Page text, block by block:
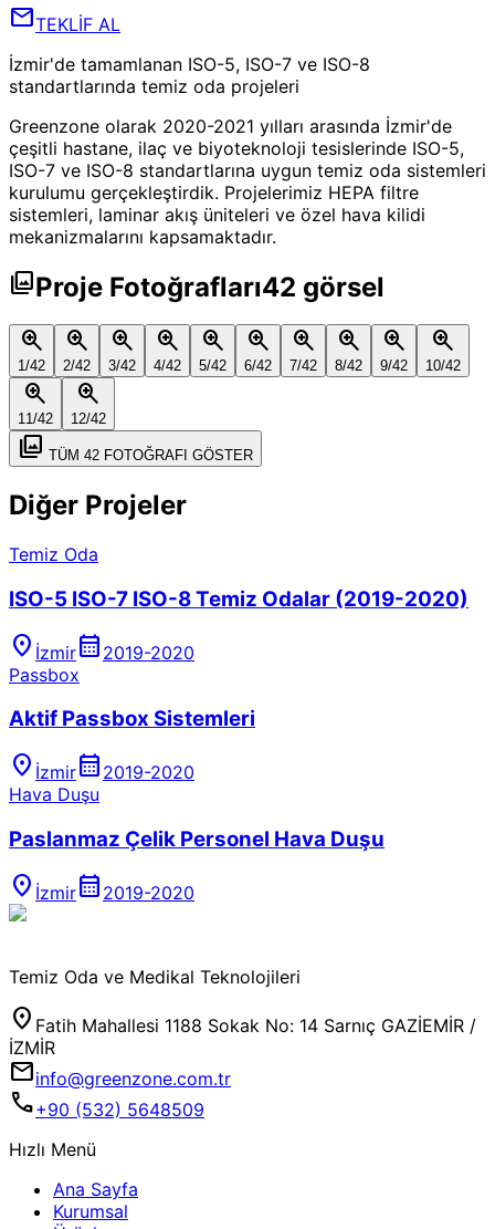
mailTEKLİF AL
İzmir'de tamamlanan ISO-5, ISO-7 ve ISO-8
standartlarında temiz oda projeleri
Greenzone olarak 2020-2021 yılları arasında İzmir'de
çeşitli hastane, ilaç ve biyoteknoloji tesislerinde ISO-5,
ISO-7 ve ISO-8 standartlarına uygun temiz oda sistemleri
kurulumu gerçekleştirdik. Projelerimiz HEPA filtre
sistemleri, laminar akış üniteleri ve özel hava kilidi
mekanizmalarını kapsamaktadır.
photo_libraryProje Fotoğrafları42 görsel
zoom_in
1/42
zoom_in
2/42
zoom_in
3/42
zoom_in
4/42
zoom_in
5/42
zoom_in
6/42
zoom_in
7/42
zoom_in
8/42
zoom_in
9/42
zoom_in
10/42
zoom_in
11/42
zoom_in
12/42
photo_library TÜM 42 FOTOĞRAFI GÖSTER
Diğer Projeler
Temiz Oda
ISO-5 ISO-7 ISO-8 Temiz Odalar (2019-2020)
location_on İzmircalendar_month 2019-2020
Passbox
Aktif Passbox Sistemleri
location_on İzmircalendar_month 2019-2020
Hava Duşu
Paslanmaz Çelik Personel Hava Duşu
location_on İzmircalendar_month 2019-2020
Temiz Oda ve Medikal Teknolojileri
location_on Fatih Mahallesi 1188 Sokak No: 14 Sarnıç GAZİEMİR /
İZMİR
mailinfo@greenzone.com.tr
call+90 (532) 5648509
Hızlı Menü
Ana Sayfa
Kurumsal